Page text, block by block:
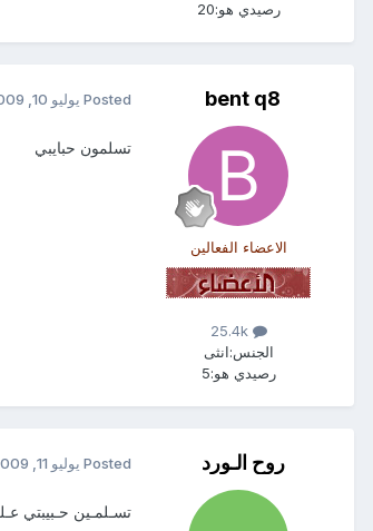
رصيدي هو:20
bent q8
الاعضاء الفعالين
25.4k
الجنس:انثى
رصيدي هو:5
Posted يوليو 10, 2009
تسلمون حبايبي
روح الـورد Posted يوليو 11, 2009
تسـلمـين حـبيبتي